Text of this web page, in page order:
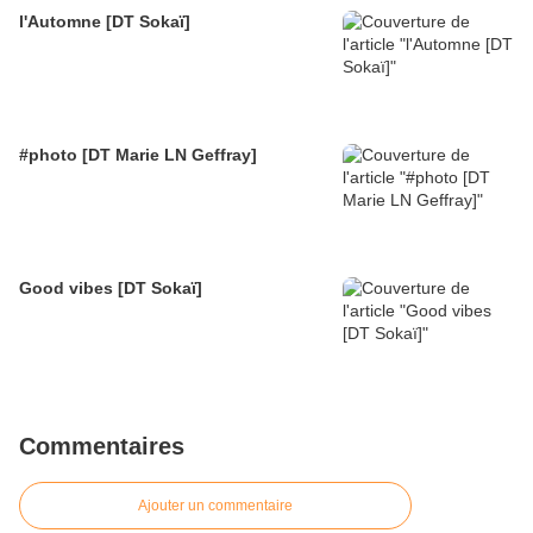
l'Automne [DT Sokaï]
#photo [DT Marie LN Geffray]
Good vibes [DT Sokaï]
Commentaires
Ajouter un commentaire